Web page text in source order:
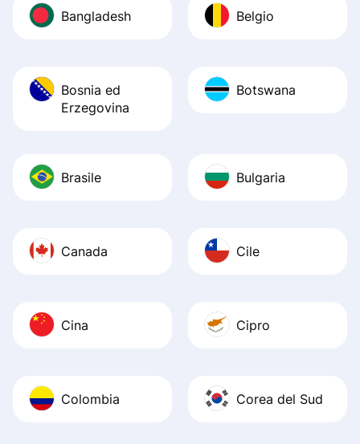
Bangladesh Belgio
Bosnia ed
Erzegovina
Botswana
Brasile Bulgaria
Canada Cile
Cina Cipro
Colombia Corea del Sud